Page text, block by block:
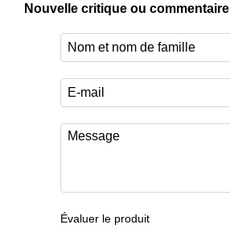
Nouvelle critique ou commentaire
Évaluer le produit